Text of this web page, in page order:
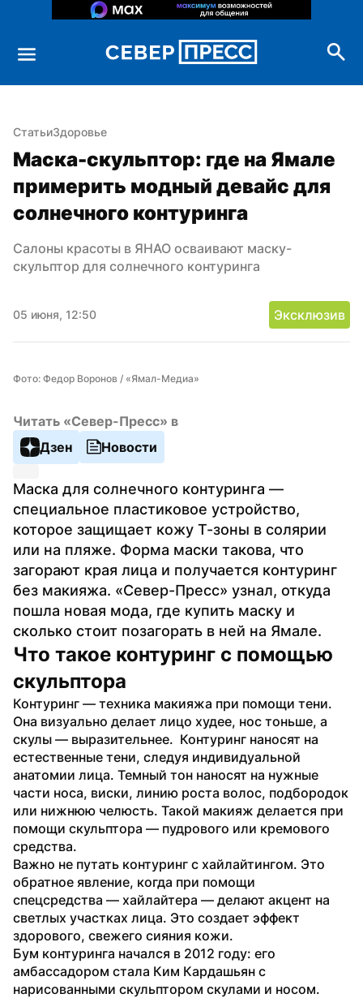
СтатьиЗдоровье
Маска-скульптор: где на Ямале
примерить модный девайс для
солнечного контуринга
Салоны красоты в ЯНАО осваивают маску-
скульптор для солнечного контуринга
05 июня, 12:50 Эксклюзив
Фото: Федор Воронов / «Ямал-Медиа»
Читать «Север-Пресс» в
Дзен
Новости
Маска для солнечного контуринга —
специальное пластиковое устройство,
которое защищает кожу Т-зоны в солярии
или на пляже. Форма маски такова, что
загорают края лица и получается контуринг
без макияжа. «Север-Пресс» узнал, откуда
пошла новая мода, где купить маску и
сколько стоит позагорать в ней на Ямале.
Что такое контуринг с помощью
скульптора
Контуринг — техника макияжа при помощи тени.
Она визуально делает лицо худее, нос тоньше, а
скулы — выразительнее.  Контуринг наносят на
естественные тени, следуя индивидуальной
анатомии лица. Темный тон наносят на нужные
части носа, виски, линию роста волос, подбородок
или нижнюю челюсть. Такой макияж делается при
помощи скульптора — пудрового или кремового
средства.
Важно не путать контуринг с хайлайтингом. Это
обратное явление, когда при помощи
спецсредства — хайлайтера — делают акцент на
светлых участках лица. Это создает эффект
здорового, свежего сияния кожи.
Бум контуринга начался в 2012 году: его
амбассадором стала Ким Кардашьян с
нарисованными скульптором скулами и носом.